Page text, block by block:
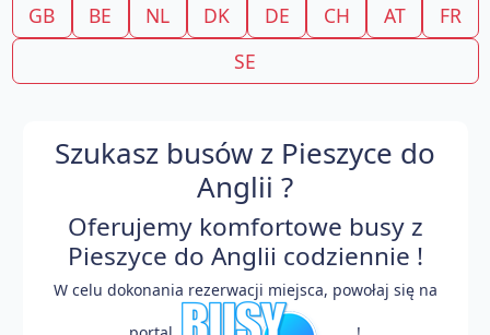
GB BE NL DK DE CH AT
FR
SE
Szukasz busów z Pieszyce do
Anglii ?
Oferujemy komfortowe busy z
Pieszyce do Anglii codziennie !
W celu dokonania rezerwacji miejsca, powołaj się na